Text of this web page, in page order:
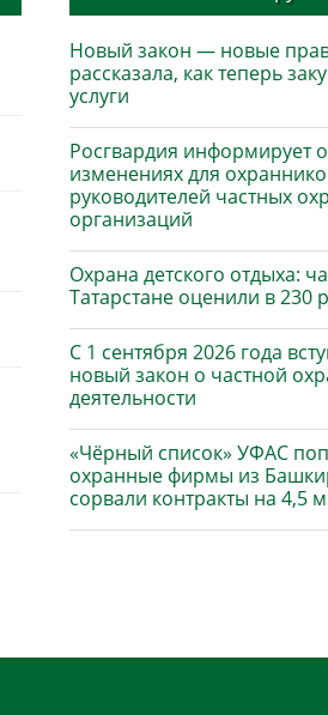
Новый закон — новые
рассказала, как теперь
услуги
Росгвардия информирует
изменениях для
руководителей частных
организаций
Охрана детского отдыха:
Татарстане оценили в 230
С 1 сентября 2026 года
новый закон о частной
деятельности
«Чёрный список» УФАС
охранные фирмы из
сорвали контракты на 4,5